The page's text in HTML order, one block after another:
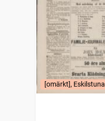
[omärkt], Eskilstuna